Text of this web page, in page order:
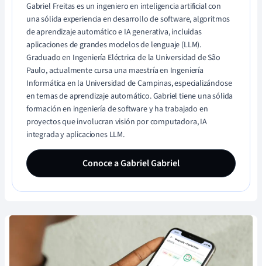
Gabriel Freitas es un ingeniero en inteligencia artificial con
una sólida experiencia en desarrollo de software, algoritmos
de aprendizaje automático e IA generativa, incluidas
aplicaciones de grandes modelos de lenguaje (LLM).
Graduado en Ingeniería Eléctrica de la Universidad de São
Paulo, actualmente cursa una maestría en Ingeniería
Informática en la Universidad de Campinas, especializándose
en temas de aprendizaje automático. Gabriel tiene una sólida
formación en ingeniería de software y ha trabajado en
proyectos que involucran visión por computadora, IA
integrada y aplicaciones LLM.
Conoce a Gabriel Gabriel